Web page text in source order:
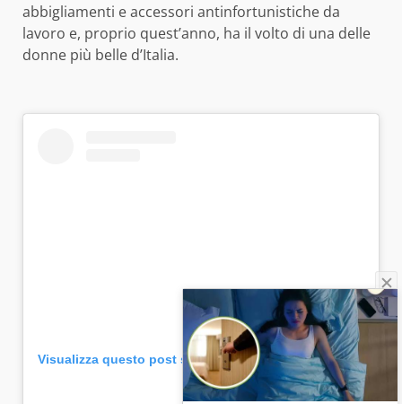
abbigliamenti e accessori antinfortunistiche da
lavoro e, proprio quest’anno, ha il volto di una delle
donne più belle d’Italia.
Visualizza questo post su Instagram